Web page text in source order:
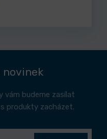
novinek
vám budeme zasílat
produkty zacházet.